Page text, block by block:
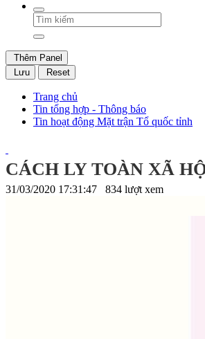
Thêm Panel
Lưu
Reset
Trang chủ
Tin tổng hợp - Thông báo
Tin hoạt động Mặt trận Tổ quốc tỉnh
CÁCH LY TOÀN XÃ
31/03/2020 17:31:47 834 lượt xem